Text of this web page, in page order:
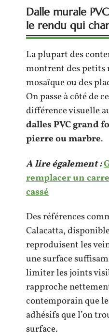
Dalle murale
le rendu qui
La plupart des
montrent des petits
mosaïque ou des
On passe à côté de
différence visuelle
dalles PVC grand
pierre ou marbre.
A lire également :
remplacer un
cassé
Des références
Calacatta,
reproduisent les
une surface
limiter les joints
rapproche
contemporain que
adhésifs que l’on
surface.